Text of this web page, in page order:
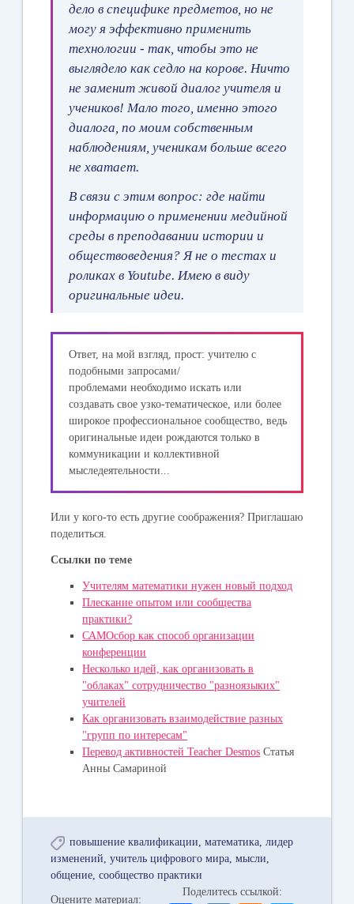
дело в специфике предметов, но не
могу я эффективно применить
технологии - так, чтобы это не
выглядело как седло на корове. Ничто
не заменит живой диалог учителя и
учеников! Мало того, именно этого
диалога, по моим собственным
наблюдениям, ученикам больше всего
не хватает.
В связи с этим вопрос: где найти
информацию о применении медийной
среды в преподавании истории и
обществоведения? Я не о тестах и
роликах в Youtube. Имею в виду
оригинальные идеи.
Ответ, на мой взгляд, прост: учителю с
подобными запросами/
проблемами необходимо искать или
создавать свое узко-тематическое, или более
широкое профессиональное сообщество, ведь
оригинальные идеи рождаются только в
коммуникации и коллективной
мыследеятельности...
Или у кого-то есть другие соображения? Приглашаю
поделиться.
Ссылки по теме
Учителям математики нужен новый подход
Плескание опытом или сообщества
практики?
САМОсбор как способ организации
конференции
Несколько идей, как организовать в
"облаках" сотрудничество "разноязыких"
учителей
Как организовать взаимодействие разных
"групп по интересам"
Перевод активностей Teacher Desmos Статья
Анны Самариной
повышение квалификации математика лидер
изменений
учитель цифрового мира мысли
общение сообщество практики
Оцените материал:
Поделитесь ссылкой: